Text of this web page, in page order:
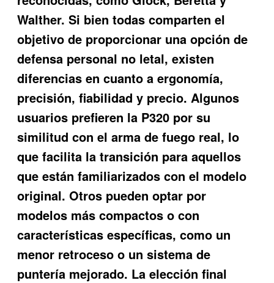
Walther. Si bien todas comparten el
objetivo de proporcionar una opción de
defensa personal no letal, existen
diferencias en cuanto a ergonomía,
precisión, fiabilidad y precio. Algunos
usuarios prefieren la P320 por su
similitud con el arma de fuego real, lo
que facilita la transición para aquellos
que están familiarizados con el modelo
original. Otros pueden optar por
modelos más compactos o con
características específicas, como un
menor retroceso o un sistema de
puntería mejorado. La elección final